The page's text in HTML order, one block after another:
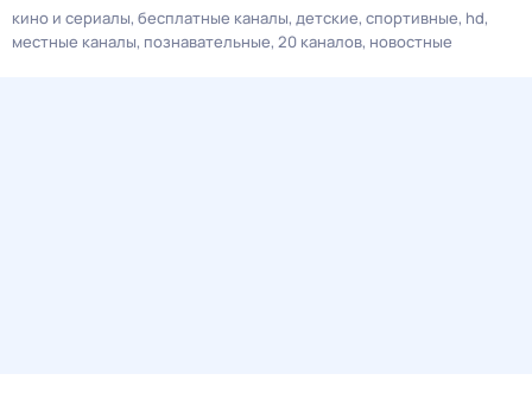
кино и сериалы бесплатные каналы детские спортивные hd
местные каналы познавательные 20 каналов новостные